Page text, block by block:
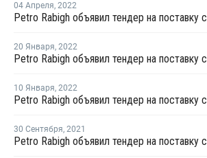
04 Апреля, 2022
20 Января, 2022
10 Января, 2022
30 Сентября, 2021